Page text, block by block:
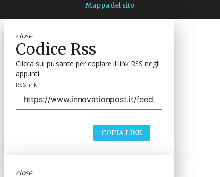
Mappa del sito
close
Codice Rss
Clicca sul pulsante per copiare il link RSS negli
appunti.
RSS link
COPIA LINK
close